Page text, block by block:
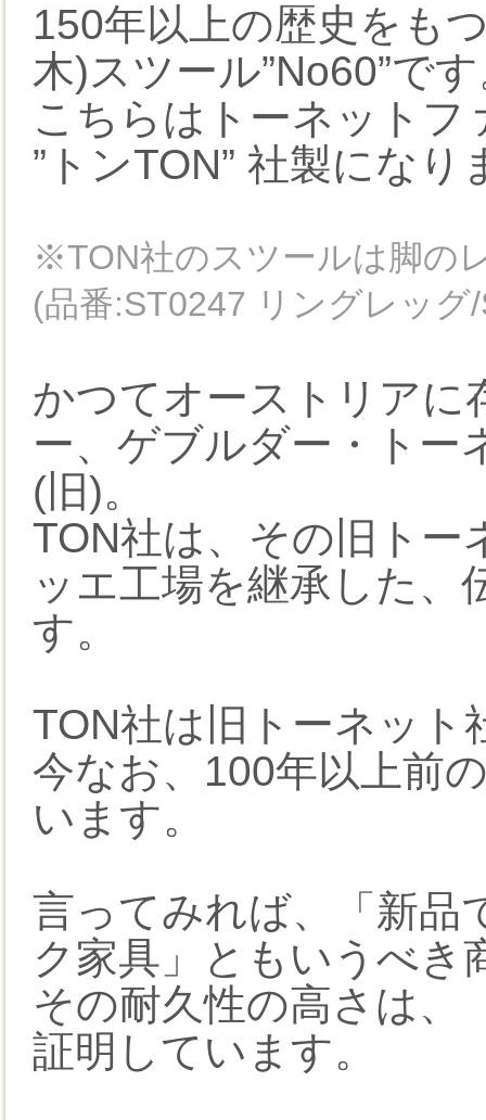
150年以上の歴史をも
木)スツール”No60”で
こちらはトーネットフ
”トンTON” 社製になり
※TON社のスツールは脚の
(品番:ST0247 リングレッ
かつてオーストリアに
ー、ゲブルダー・トー
(旧)。
TON社は、その旧ト
ッエ工場を継承した、
す。
TON社は旧トーネット
今なお、100年以上前
います。
言ってみれば、「新品
ク家具」ともいうべき
その耐久性の高さは、
証明しています。